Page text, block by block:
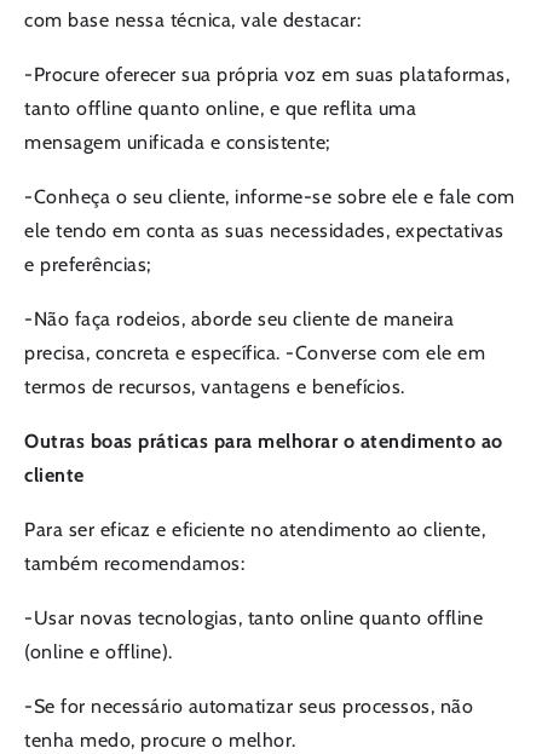
com base nessa técnica, vale destacar:
-Procure oferecer sua própria voz em suas plataformas,
tanto offline quanto online, e que reflita uma
mensagem unificada e consistente;
-Conheça o seu cliente, informe-se sobre ele e fale com
ele tendo em conta as suas necessidades, expectativas
e preferências;
-Não faça rodeios, aborde seu cliente de maneira
precisa, concreta e específica. -Converse com ele em
termos de recursos, vantagens e benefícios.
Outras boas práticas para melhorar o atendimento ao
cliente
Para ser eficaz e eficiente no atendimento ao cliente,
também recomendamos:
-Usar novas tecnologias, tanto online quanto offline
(online e offline).
-Se for necessário automatizar seus processos, não
tenha medo, procure o melhor.